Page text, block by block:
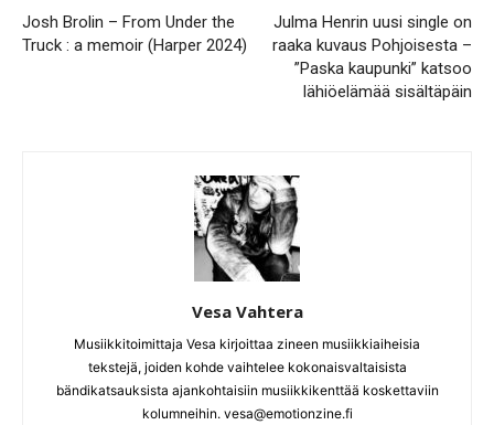
Josh Brolin – From Under the
Truck : a memoir (Harper 2024)
Julma Henrin uusi single on
raaka kuvaus Pohjoisesta –
”Paska kaupunki” katsoo
lähiöelämää sisältäpäin
Vesa Vahtera
Musiikkitoimittaja Vesa kirjoittaa zineen musiikkiaiheisia
tekstejä, joiden kohde vaihtelee kokonaisvaltaisista
bändikatsauksista ajankohtaisiin musiikkikenttää koskettaviin
kolumneihin. vesa@emotionzine.fi